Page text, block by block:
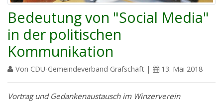
Bedeutung von "Social Media"
in der politischen
Kommunikation
Von CDU-Gemeindeverband Grafschaft | 13. Mai 2018
Vortrag und Gedankenaustausch im Winzerverein